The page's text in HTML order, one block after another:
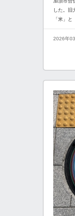
した。旧
「米」
2026年